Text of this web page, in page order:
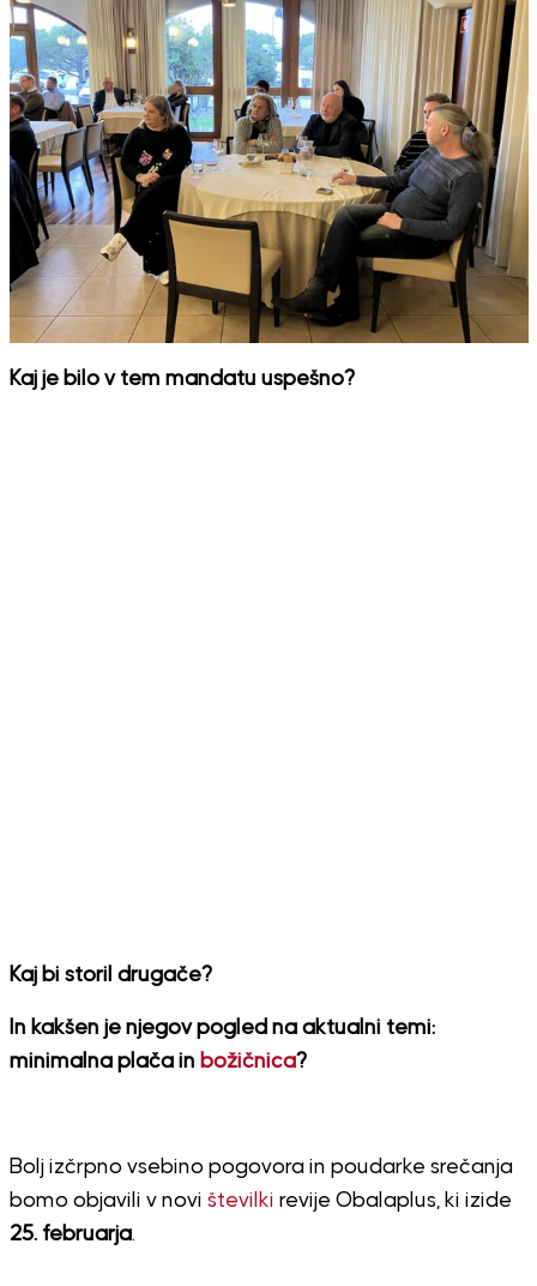
Kaj je bilo v tem mandatu uspešno?
Kaj bi storil drugače?
In kakšen je njegov pogled na aktualni temi:
minimalna plača in božičnica?
Bolj izčrpno vsebino pogovora in poudarke srečanja
bomo objavili v novi številki revije Obalaplus, ki izide
25. februarja.